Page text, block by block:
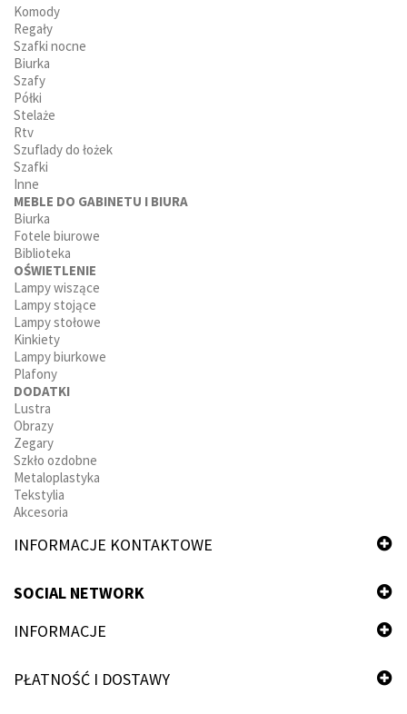
Komody
Regały
Szafki nocne
Biurka
Szafy
Półki
Stelaże
Rtv
Szuflady do łożek
Szafki
Inne
MEBLE DO GABINETU I BIURA
Biurka
Fotele biurowe
Biblioteka
OŚWIETLENIE
Lampy wiszące
Lampy stojące
Lampy stołowe
Kinkiety
Lampy biurkowe
Plafony
DODATKI
Lustra
Obrazy
Zegary
Szkło ozdobne
Metaloplastyka
Tekstylia
Akcesoria
INFORMACJE KONTAKTOWE
SOCIAL NETWORK
INFORMACJE
PŁATNOŚĆ I DOSTAWY